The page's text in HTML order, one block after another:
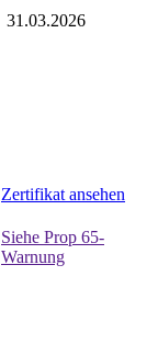
31.03.2026
Zertifikat ansehen
Siehe Prop 65-
Warnung